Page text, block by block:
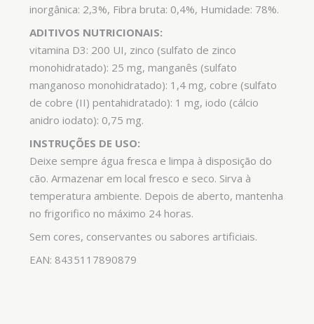
inorgânica: 2,3%, Fibra bruta: 0,4%, Humidade: 78%.
ADITIVOS NUTRICIONAIS:
vitamina D3: 200 UI, zinco (sulfato de zinco
monohidratado): 25 mg, manganês (sulfato
manganoso monohidratado): 1,4 mg, cobre (sulfato
de cobre (II) pentahidratado): 1 mg, iodo (cálcio
anidro iodato): 0,75 mg.
INSTRUÇÕES DE USO:
Deixe sempre água fresca e limpa à disposição do
cão. Armazenar em local fresco e seco. Sirva à
temperatura ambiente. Depois de aberto, mantenha
no frigorifico no máximo 24 horas.
Sem cores, conservantes ou sabores artificiais.
EAN: 8435117890879